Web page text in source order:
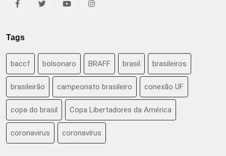
Tags
baccf bolsonaro BRAFF brasil brasileiros
brasileirão campeonato brasileiro conexão UF
copa do brasil Copa Libertadores da América
coronavirus coronavírus